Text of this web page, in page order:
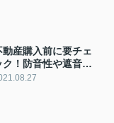
動産購入前に要チェ
ク！防音性や遮音性
を調べるには